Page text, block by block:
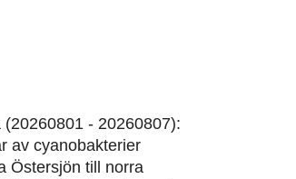
- 20260807):
av cyanobakterier
Östersjön till norra